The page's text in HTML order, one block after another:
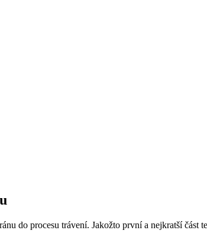
do procesu trávení. Jakožto první a nejkratší